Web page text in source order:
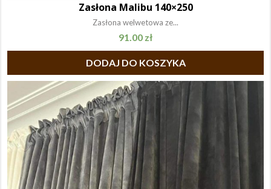
Zasłona Malibu 140×250
Zasłona welwetowa ze...
91.00 zł
DODAJ DO KOSZYKA